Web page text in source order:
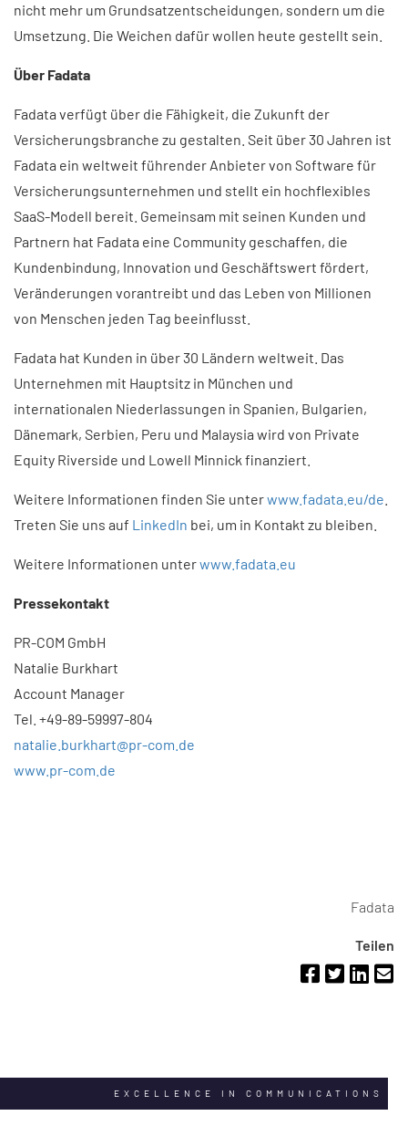
nicht mehr um Grundsatzentscheidungen, sondern um die
Umsetzung. Die Weichen dafür wollen heute gestellt sein.
Über Fadata
Fadata verfügt über die Fähigkeit, die Zukunft der
Versicherungsbranche zu gestalten. Seit über 30 Jahren ist
Fadata ein weltweit führender Anbieter von Software für
Versicherungsunternehmen und stellt ein hochflexibles
SaaS-Modell bereit. Gemeinsam mit seinen Kunden und
Partnern hat Fadata eine Community geschaffen, die
Kundenbindung, Innovation und Geschäftswert fördert,
Veränderungen vorantreibt und das Leben von Millionen
von Menschen jeden Tag beeinflusst.
Fadata hat Kunden in über 30 Ländern weltweit. Das
Unternehmen mit Hauptsitz in München und
internationalen Niederlassungen in Spanien, Bulgarien,
Dänemark, Serbien, Peru und Malaysia wird von Private
Equity Riverside und Lowell Minnick finanziert.
Weitere Informationen finden Sie unterwww.fadata.eu/de
Treten Sie uns auf LinkedIn bei, um in Kontakt zu bleiben.
Weitere Informationen unterwww.fadata.eu
Pressekontakt
PR-COM GmbH
Natalie Burkhart
Account Manager
Tel. +49-89-59997-804
natalie.burkhart@pr-com.de
www.pr-com.de
Fadata
Teilen
EXCELLENCE IN COMMUNICATIONS